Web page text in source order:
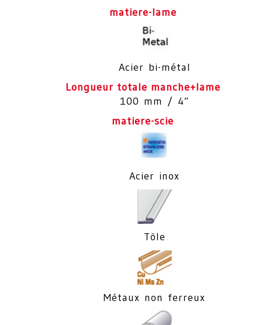
matiere-lame
Acier bi-métal
Longueur totale manche+lame
100 mm / 4″
matiere-scie
Acier inox
Tôle
Métaux non ferreux